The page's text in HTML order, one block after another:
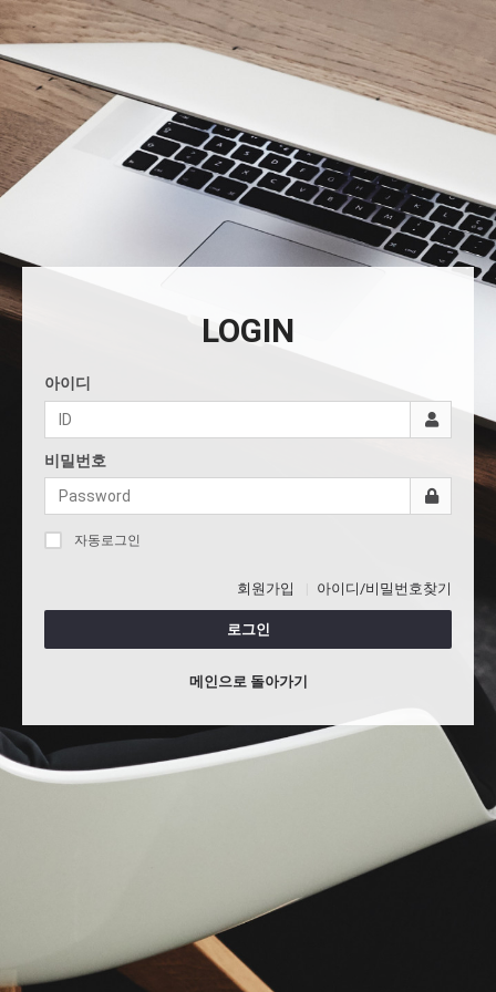
LOGIN
아이디
비밀번호
자동로그인
회원가입 아이디/비밀번호찾기
로그인
메인으로 돌아가기